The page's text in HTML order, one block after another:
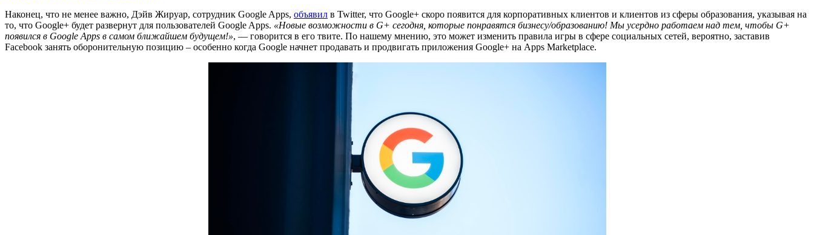
Наконец, что не менее важно, Дэйв Жируар, сотрудник Google Apps, объявил в Twitter, что Google+ скоро появится для корпоративных клиентов и клиентов из сферы образования, указывая на
то, что Google+ будет развернут для пользователей Google Apps. «Новые возможности в G+ сегодня, которые понравятся бизнесу/образованию! Мы усердно работаем над тем, чтобы G+
появился в Google Apps в самом ближайшем будущем!», — говорится в его твите. По нашему мнению, это может изменить правила игры в сфере социальных сетей, вероятно, заставив
Facebook занять оборонительную позицию – особенно когда Google начнет продавать и продвигать приложения Google+ на Apps Marketplace.